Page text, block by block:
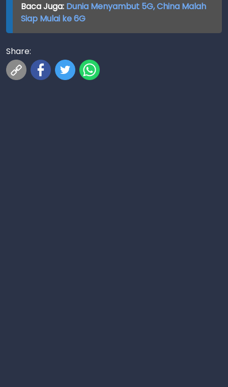
Baca Juga: Dunia Menyambut 5G, China Malah
Siap Mulai ke 6G
Share: